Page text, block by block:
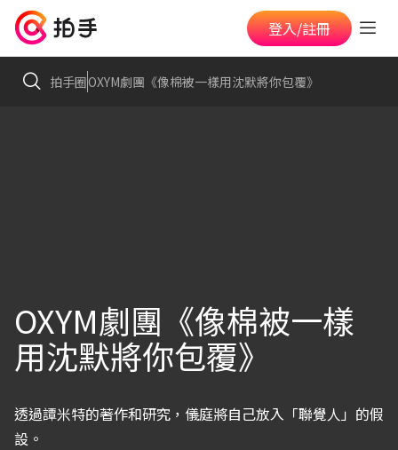
登入/註冊
拍手圈OXYM劇團《像棉被一樣用沈默將你包覆》
OXYM劇團《像棉被一樣
用沈默將你包覆》
透過譚米特的著作和研究，儀庭將自己放入「聯覺人」的假
設。